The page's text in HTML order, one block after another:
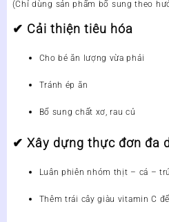
(Chỉ dùng sản phẩm bổ sung theo
✔ Cải thiện tiêu hóa
Cho bé ăn lượng vừa phải
Tránh ép ăn
Bổ sung chất xơ, rau củ
✔ Xây dựng thực đơn đa
Luân phiên nhóm thịt – cá –
Thêm trái cây giàu vitamin C